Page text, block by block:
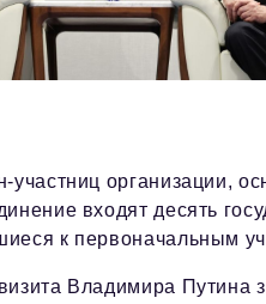
участниц организации,
входят десять
к первоначальным
Владимира Путина